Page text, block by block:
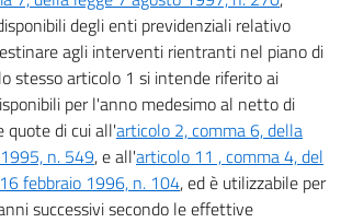
degli enti previdenziali relativo
agli interventi rientranti nel piano di
stesso articolo 1 si intende riferito ai
per l'anno medesimo al netto di
quote di cui all'articolo 2, comma 6, della
n. 549, e all'articolo 11 , comma 4, del
febbraio 1996, n. 104, ed è utilizzabile per
successivi secondo le effettive